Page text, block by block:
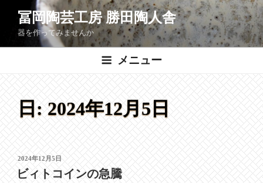
ン
へ
ス
キ
ッ
プ
冨岡陶芸工房 勝田陶人舎
器を作ってみませんか
メニュー
日:2024年12月5日
投
稿
日:
2024年12月5日
ビィトコインの急騰